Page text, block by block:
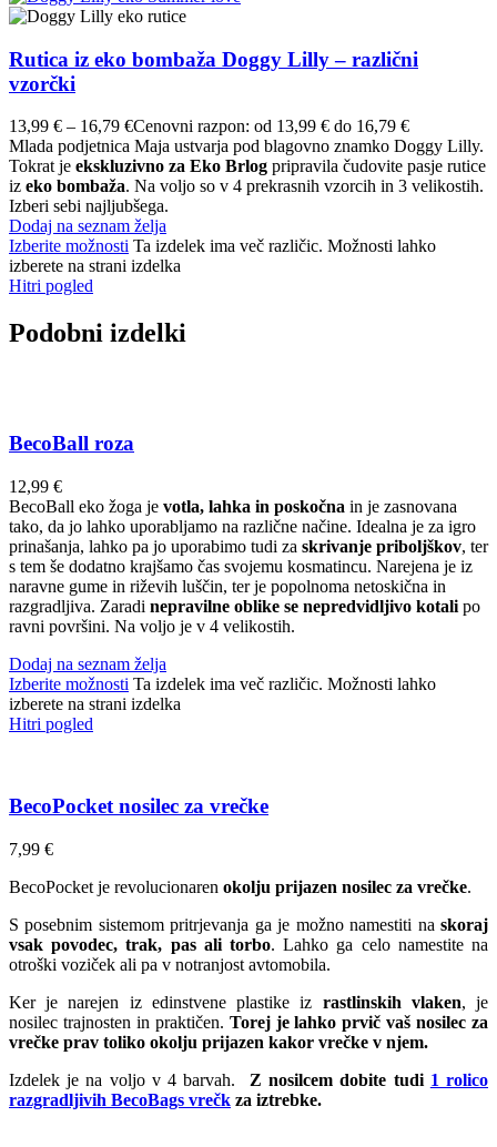
Rutica iz eko bombaža Doggy Lilly – različni
vzorčki
13,99 € – 16,79 €Cenovni razpon: od 13,99 € do 16,79 €
Mlada podjetnica Maja ustvarja pod blagovno znamko Doggy Lilly.
Tokrat je ekskluzivno za Eko Brlog pripravila čudovite pasje rutice
iz eko bombaža. Na voljo so v 4 prekrasnih vzorcih in 3 velikostih.
Izberi sebi najljubšega.
Dodaj na seznam želja
Izberite možnosti Ta izdelek ima več različic. Možnosti lahko
izberete na strani izdelka
Hitri pogled
Podobni izdelki
BecoBall roza
12,99 €
BecoBall eko žoga je votla, lahka in poskočna in je zasnovana
tako, da jo lahko uporabljamo na različne načine. Idealna je za igro
prinašanja, lahko pa jo uporabimo tudi za skrivanje priboljškov, ter
s tem še dodatno krajšamo čas svojemu kosmatincu. Narejena je iz
naravne gume in riževih luščin, ter je popolnoma netoskična in
razgradljiva. Zaradi nepravilne oblike se nepredvidljivo kotali po
ravni površini. Na voljo je v 4 velikostih.
Dodaj na seznam želja
Izberite možnosti Ta izdelek ima več različic. Možnosti lahko
izberete na strani izdelka
Hitri pogled
BecoPocket nosilec za vrečke
7,99 €
BecoPocket je revolucionaren okolju prijazen nosilec za vrečke.
S posebnim sistemom pritrjevanja ga je možno namestiti na skoraj
vsak povodec, trak, pas ali torbo. Lahko ga celo namestite na
otroški voziček ali pa v notranjost avtomobila.
Ker je narejen iz edinstvene plastike iz rastlinskih vlaken, je
nosilec trajnosten in praktičen. Torej je lahko prvič vaš nosilec za
vrečke prav toliko okolju prijazen kakor vrečke v njem.
Izdelek je na voljo v 4 barvah. Z nosilcem dobite tudi 1 rolico
razgradljivih BecoBags vrečk za iztrebke.